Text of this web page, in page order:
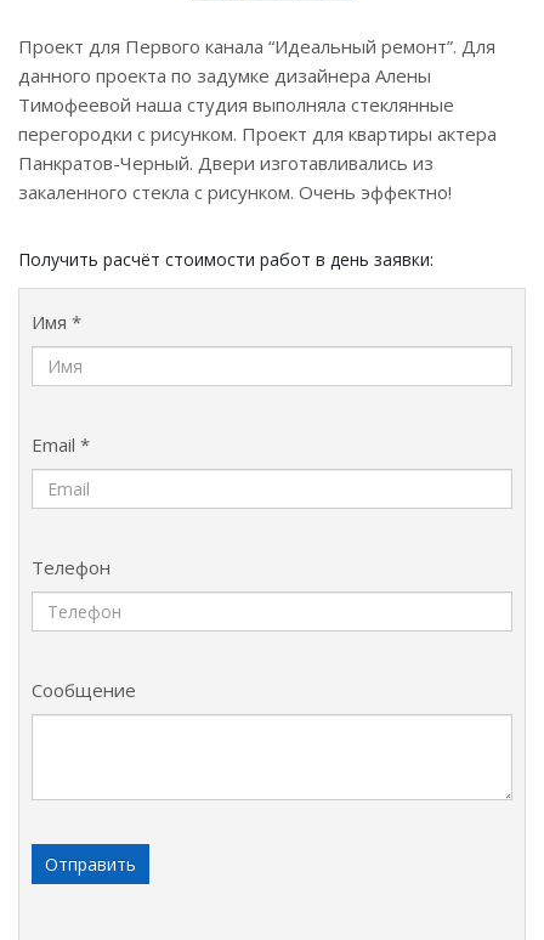
Проект для Первого канала “Идеальный ремонт”. Для
данного проекта по задумке дизайнера Алены
Тимофеевой наша студия выполняла стеклянные
перегородки с рисунком. Проект для квартиры актера
Панкратов-Черный. Двери изготавливались из
закаленного стекла с рисунком. Очень эффектно!
Получить расчёт стоимости работ в день заявки:
Имя *
Email *
Телефон
Сообщение